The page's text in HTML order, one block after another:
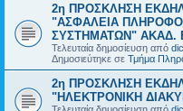
2η ΠΡΟΣΚΛΗΣΗ
"ΑΣΦΑΛΕΙΑ
ΣΥΣΤΗΜΑΤΩΝ" ΑΚΑΔ.
Τελευταία δημοσίευση από
Δημοσιεύτηκε σε Τμήμα
2η ΠΡΟΣΚΛΗΣΗ
"ΗΛΕΚΤΡΟΝΙΚΗ
Τελευταία δημοσίευση από